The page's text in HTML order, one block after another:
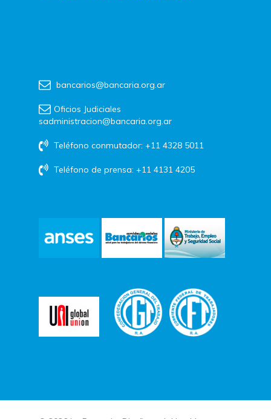
bancarios@bancaria.org.ar
Oficios Judiciales
sadministracion@bancaria.org.ar
Teléfono conmutador: +11 4328 5011
Teléfono de prensa: +11 4131 4205